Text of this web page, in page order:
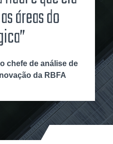
áreas do
chefe de análise de
da RBFA